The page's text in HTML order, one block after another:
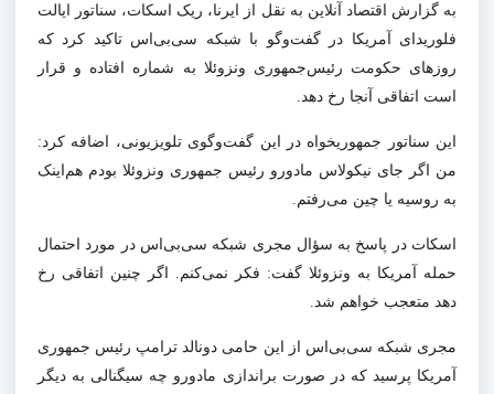
به گزارش اقتصاد آنلاین به نقل از ایرنا، ریک اسکات، سناتور ایالت
فلوریدای آمریکا در گفت‌وگو با شبکه سی‌بی‌اس تاکید کرد که
روزهای حکومت رئیس‌جمهوری ونزوئلا به شماره افتاده و قرار
است اتفاقی آنجا رخ دهد.
این سناتور جمهوریخواه در این گفت‌وگوی تلویزیونی، اضافه کرد:
من اگر جای نیکولاس مادورو رئیس جمهوری ونزوئلا بودم هم‌اینک
به روسیه یا چین می‌رفتم.
اسکات در پاسخ به سؤال مجری شبکه سی‌بی‌اس در مورد احتمال
حمله آمریکا به ونزوئلا گفت: فکر نمی‌کنم. اگر چنین اتفاقی رخ
دهد متعجب خواهم شد.
مجری شبکه سی‌بی‌اس از این حامی دونالد ترامپ رئیس جمهوری
آمریکا پرسید که در صورت براندازی مادورو چه سیگنالی به دیگر